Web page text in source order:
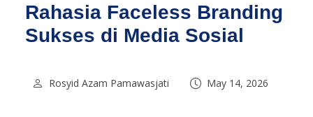
Rahasia Faceless Branding
Sukses di Media Sosial
Rosyid Azam Pamawasjati May 14, 2026